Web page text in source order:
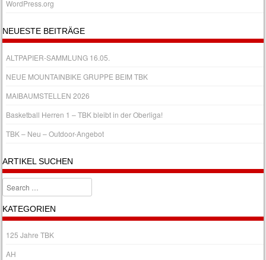
WordPress.org
NEUESTE BEITRÄGE
ALTPAPIER-SAMMLUNG 16.05.
NEUE MOUNTAINBIKE GRUPPE BEIM TBK
MAIBAUMSTELLEN 2026
Basketball Herren 1 – TBK bleibt in der Oberliga!
TBK – Neu – Outdoor-Angebot
ARTIKEL SUCHEN
Search
KATEGORIEN
125 Jahre TBK
AH